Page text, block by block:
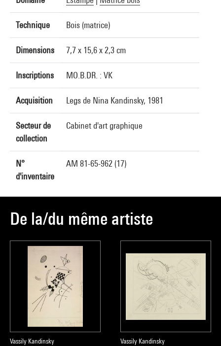
Technique Bois (matrice)
Dimensions 7,7 x 15,6 x 2,3 cm
Inscriptions MO.B.DR. : VK
Acquisition Legs de Nina Kandinsky, 1981
Secteur de
collection
Cabinet d'art graphique
N°
d'inventaire
AM 81-65-962 (17)
De la/du même artiste
Vassily Kandinsky
Vassily Kandinsky